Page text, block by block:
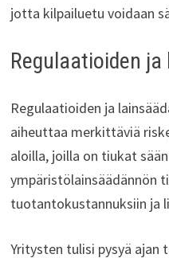
jotta kilpailuetu voidaan
Regulaatioiden
Regulaatioiden ja
aiheuttaa merkittäviä
aloilla, joilla on tiukat
ympäristölainsäädännön
tuotantokustannuksiin ja
Yritysten tulisi pysyä ajan